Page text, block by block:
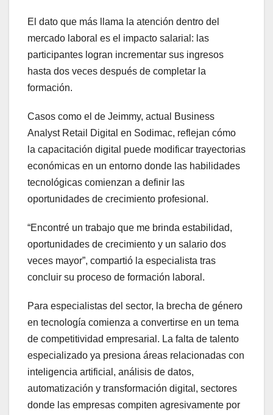
El dato que más llama la atención dentro del
mercado laboral es el impacto salarial: las
participantes logran incrementar sus ingresos
hasta dos veces después de completar la
formación.
Casos como el de Jeimmy, actual Business
Analyst Retail Digital en Sodimac, reflejan cómo
la capacitación digital puede modificar trayectorias
económicas en un entorno donde las habilidades
tecnológicas comienzan a definir las
oportunidades de crecimiento profesional.
“Encontré un trabajo que me brinda estabilidad,
oportunidades de crecimiento y un salario dos
veces mayor”, compartió la especialista tras
concluir su proceso de formación laboral.
Para especialistas del sector, la brecha de género
en tecnología comienza a convertirse en un tema
de competitividad empresarial. La falta de talento
especializado ya presiona áreas relacionadas con
inteligencia artificial, análisis de datos,
automatización y transformación digital, sectores
donde las empresas compiten agresivamente por